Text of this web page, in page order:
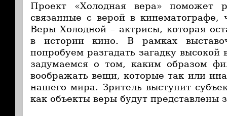
Проект «Холодная вера» поможет
связанные с верой в кинематографе,
Веры Холодной – актрисы, которая
в истории кино. В рамках
попробуем разгадать загадку высокой
задумаемся о том, каким образом
воображать вещи, которые так или
нашего мира. Зритель выступит
как объекты веры будут представлены